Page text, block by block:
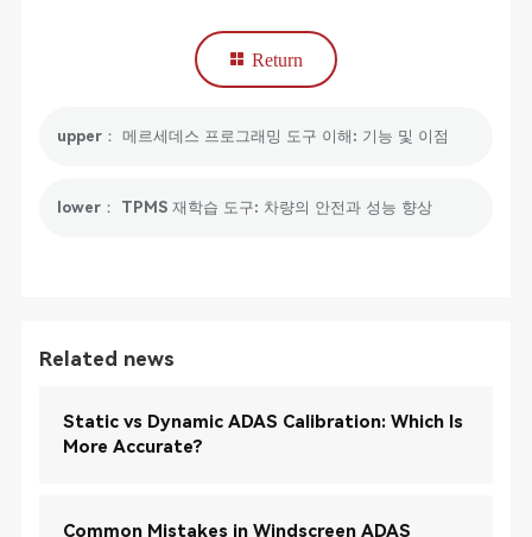
Return
upper： 메르세데스 프로그래밍 도구 이해: 기능 및 이점
lower： TPMS 재학습 도구: 차량의 안전과 성능 향상
Related news
Static vs Dynamic ADAS Calibration: Which Is
More Accurate?
Common Mistakes in Windscreen ADAS